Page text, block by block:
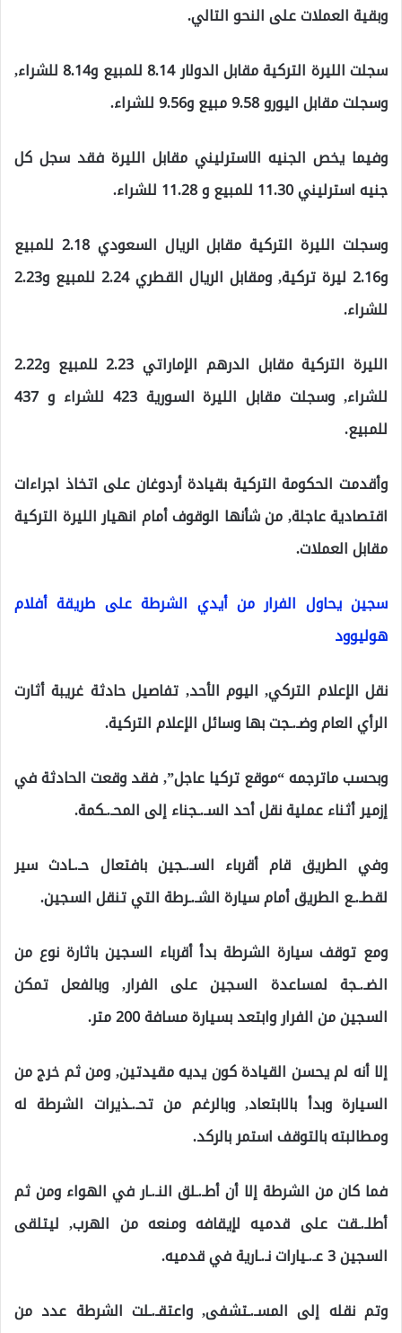
وبقية العملات على النحو التالي.
سجلت الليرة التركية مقابل الدولار 8.14 للمبيع و8.14 للشراء,
وسجلت مقابل اليورو 9.58 مبيع و9.56 للشراء.
وفيما يخص الجنيه الاسترليني مقابل الليرة فقد سجل كل
جنيه استرليني 11.30 للمبيع و 11.28 للشراء.
وسجلت الليرة التركية مقابل الريال السعودي 2.18 للمبيع
و2.16 ليرة تركية, ومقابل الريال القطري 2.24 للمبيع و2.23
للشراء.
الليرة التركية مقابل الدرهم الإماراتي 2.23 للمبيع و2.22
للشراء, وسجلت مقابل الليرة السورية 423 للشراء و 437
للمبيع.
وأقدمت الحكومة التركية بقيادة أردوغان على اتخاذ اجراءات
اقتصادية عاجلة, من شأنها الوقوف أمام انهيار الليرة التركية
مقابل العملات.
سجين يحاول الفرار من أيدي الشرطة على طريقة أفلام
هوليوود
نقل الإعلام التركي, اليوم الأحد, تفاصيل حادثة غريبة أثارت
الرأي العام وضـ.ـجت بها وسائل الإعلام التركية.
وبحسب ماترجمه “موقع تركيا عاجل”, فقد وقعت الحادثة في
إزمير أثناء عملية نقل أحد السـ.ـجناء إلى المحـ.ـكمة.
وفي الطريق قام أقرباء السـ.ـجين بافتعال حـ.ـادث سير
لقطـ.ـع الطريق أمام سيارة الشـ.ـرطة التي تنقل السجين.
ومع توقف سيارة الشرطة بدأ أقرباء السجين باثارة نوع من
الضـ.ـجة لمساعدة السجين على الفرار, وبالفعل تمكن
السجين من الفرار وابتعد بسيارة مسافة 200 متر.
إلا أنه لم يحسن القيادة كون يديه مقيدتين, ومن ثم خرج من
السيارة وبدأ بالابتعاد, وبالرغم من تحـ.ـذيرات الشرطة له
ومطالبته بالتوقف استمر بالركد.
فما كان من الشرطة إلا أن أطـ.ـلق النـ.ـار في الهواء ومن ثم
أطلـ.ـقت على قدميه لإيقافه ومنعه من الهرب, ليتلقى
السجين 3 عـ.ـيارات نـ.ـارية في قدميه.
وتم نقله إلى المسـ.ـتشفى, واعتقـ.ـلت الشرطة عدد من